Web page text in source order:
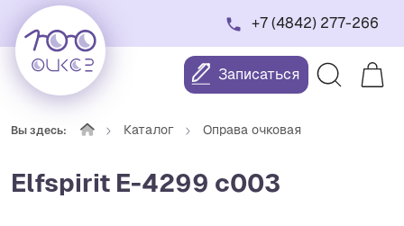
+7 (4842) 277-266
Записаться
Вы здесь: Каталог Оправа очковая
Elfspirit Е-4299 c003